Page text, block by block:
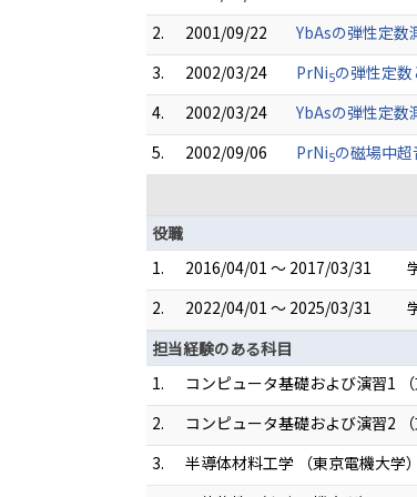
2.
2001/09/22
YbAsの弾性定数
3.
2002/03/24 PrNi5の弾性定
4.
2002/03/24
YbAsの弾性定
5.
2002/09/06 PrNi5の磁場中
役職
1.
2016/04/01 ～ 2017/03/31
2.
2022/04/01 ～ 2025/03/31
担当経験のある科目
1.
コンピュータ基礎および演習1 （
2.
コンピュータ基礎および演習2 （
3.
半導体材料工学 （東京電機大学）